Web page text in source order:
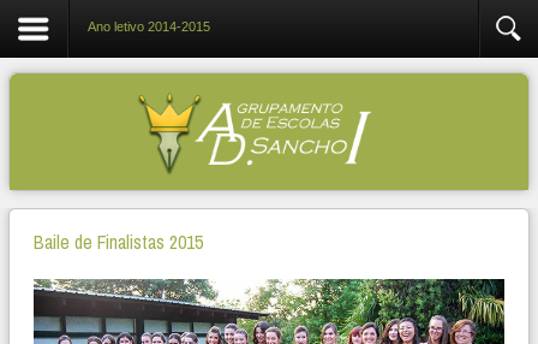
Ano letivo 2014-2015
Baile de Finalistas 2015